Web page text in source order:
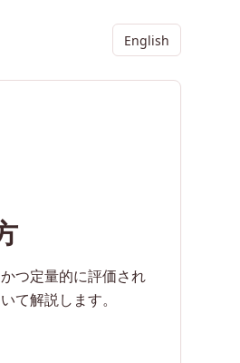
English
つ定量的に評価され
て解説します。